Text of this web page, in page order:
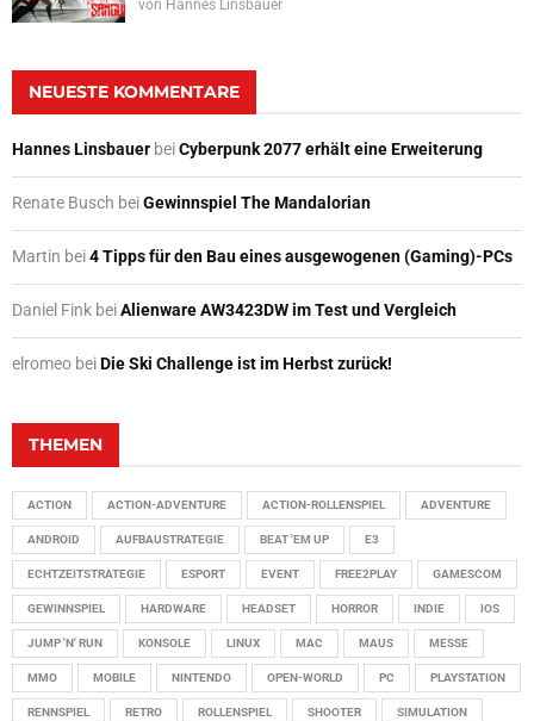
von Hannes Linsbauer
NEUESTE KOMMENTARE
Hannes Linsbauer beiCyberpunk 2077 erhält eine Erweiterung
Renate Busch beiGewinnspiel The Mandalorian
Martin bei4 Tipps für den Bau eines ausgewogenen (Gaming)-PCs
Daniel Fink beiAlienware AW3423DW im Test und Vergleich
elromeo beiDie Ski Challenge ist im Herbst zurück!
THEMEN
ACTION ACTION-ADVENTURE ACTION-ROLLENSPIEL ADVENTURE
ANDROID AUFBAUSTRATEGIE BEAT 'EM UP E3
ECHTZEITSTRATEGIE ESPORT EVENT FREE2PLAY GAMESCOM
GEWINNSPIEL HARDWARE HEADSET HORROR INDIE IOS
JUMP 'N' RUN KONSOLE LINUX MAC MAUS MESSE
MMO MOBILE NINTENDO OPEN-WORLD PC PLAYSTATION
RENNSPIEL RETRO ROLLENSPIEL SHOOTER SIMULATION